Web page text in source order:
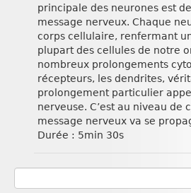
principale des neurones est
message nerveux. Chaque
corps cellulaire, renfermant
plupart des cellules de notre
nombreux prolongements
récepteurs, les dendrites,
prolongement particulier
nerveuse. C’est au niveau de
message nerveux va se
Durée : 5min 30s